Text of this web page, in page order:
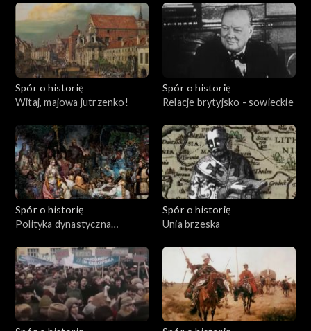
Spór o historię
Witaj, majowa jutrzenko!
Spór o historię
Relacje brytyjsko - sowieckie
Spór o historię
Polityka dynastyczna
Spór o historię
Unia brzeska